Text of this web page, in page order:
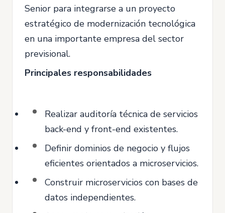
Senior para integrarse a un proyecto
estratégico de modernización tecnológica
en una importante empresa del sector
previsional.
Principales responsabilidades
Realizar auditoría técnica de servicios
back-end y front-end existentes.
Definir dominios de negocio y flujos
eficientes orientados a microservicios.
Construir microservicios con bases de
datos independientes.